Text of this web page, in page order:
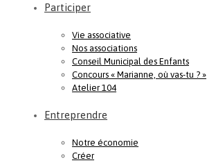
Participer
Vie associative
Nos associations
Conseil Municipal des Enfants
Concours « Marianne, où vas-tu ? »
Atelier 104
Entreprendre
Notre économie
Créer